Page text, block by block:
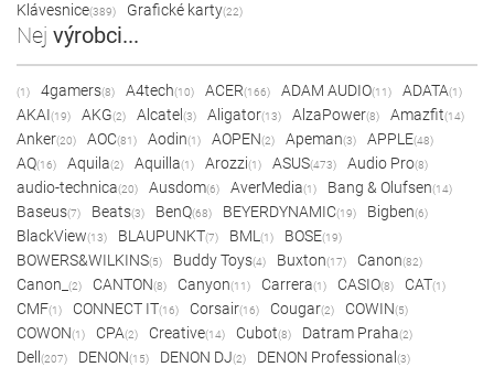
Klávesnice(389) Grafické karty(22)
Nej výrobci...
(1) 4gamers(8) A4tech(10) ACER(166) ADAM AUDIO(11) ADATA(1)
AKAI(19) AKG(2) Alcatel (3) Aligator(13) AlzaPower(8) Amazfit(14)
Anker(20) AOC(81) Aodin(1) AOPEN(2) Apeman(3) APPLE(48)
AQ(16) Aquila(2) Aquilla(1) Arozzi(1) ASUS(473) Audio Pro(8)
audio-technica(20) Ausdom(6) AverMedia(1) Bang & Olufsen(14)
Baseus(7) Beats(3) BenQ(68) BEYERDYNAMIC(19) Bigben(6)
BlackView(13) BLAUPUNKT(7) BML (1) BOSE(19)
BOWERS&WILKINS(5) Buddy Toys(4) Buxton(17) Canon(82)
Canon_ (2) CANTON(8) Canyon(11) Carrera(1) CASIO(8) CAT(1)
CMF(1) CONNECT IT(16) Corsair(16) Cougar(2) COWIN(5)
COWON(1) CPA(2) Creative(14) Cubot(8) Datram Praha(2)
Dell (207) DENON(15) DENON DJ(2) DENON Professional (3)